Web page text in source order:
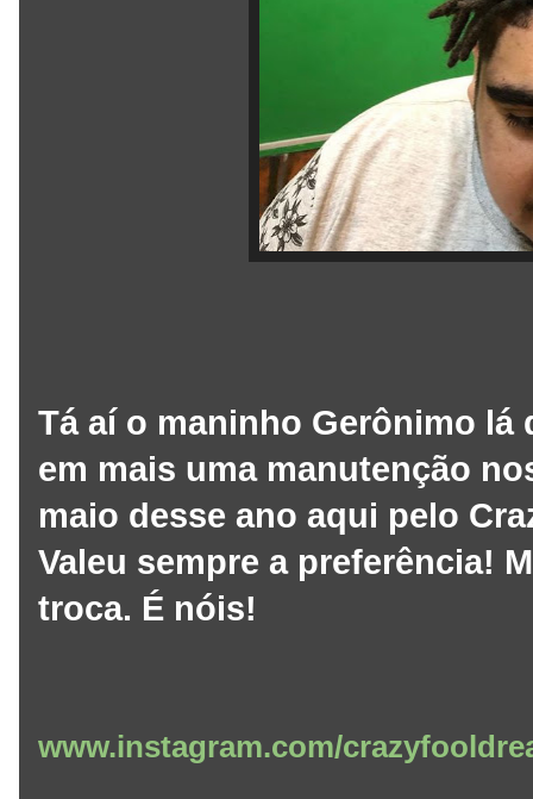
Tá aí o maninho Gerônimo lá
em mais uma manutenção
maio desse ano aqui pelo
Valeu sempre a preferência!
troca. É nóis!
www.instagram.com/